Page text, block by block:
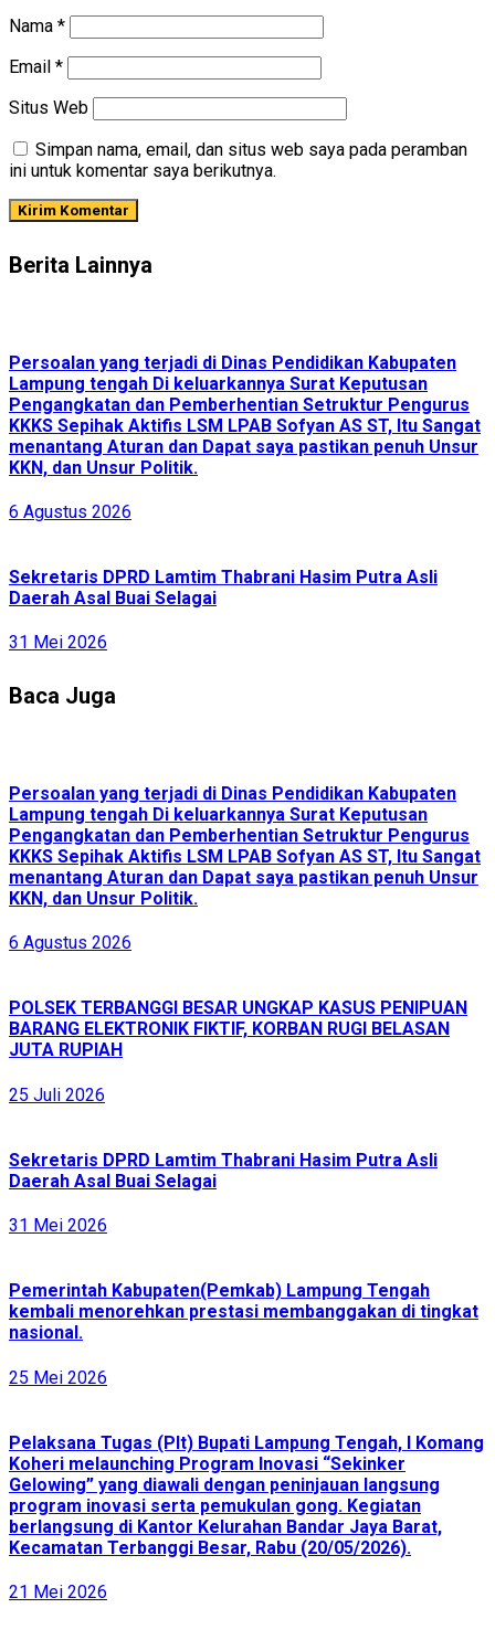
Nama *
Email *
Situs Web
Simpan nama, email, dan situs web saya pada peramban
ini untuk komentar saya berikutnya.
Berita Lainnya
Persoalan yang terjadi di Dinas Pendidikan Kabupaten
Lampung tengah Di keluarkannya Surat Keputusan
Pengangkatan dan Pemberhentian Setruktur Pengurus
KKKS Sepihak Aktifis LSM LPAB Sofyan AS ST, Itu Sangat
menantang Aturan dan Dapat saya pastikan penuh Unsur
KKN, dan Unsur Politik.
6 Agustus 2026
Sekretaris DPRD Lamtim Thabrani Hasim Putra Asli
Daerah Asal Buai Selagai
31 Mei 2026
Baca Juga
Persoalan yang terjadi di Dinas Pendidikan Kabupaten
Lampung tengah Di keluarkannya Surat Keputusan
Pengangkatan dan Pemberhentian Setruktur Pengurus
KKKS Sepihak Aktifis LSM LPAB Sofyan AS ST, Itu Sangat
menantang Aturan dan Dapat saya pastikan penuh Unsur
KKN, dan Unsur Politik.
6 Agustus 2026
POLSEK TERBANGGI BESAR UNGKAP KASUS PENIPUAN
BARANG ELEKTRONIK FIKTIF, KORBAN RUGI BELASAN
JUTA RUPIAH
25 Juli 2026
Sekretaris DPRD Lamtim Thabrani Hasim Putra Asli
Daerah Asal Buai Selagai
31 Mei 2026
Pemerintah Kabupaten(Pemkab) Lampung Tengah
kembali menorehkan prestasi membanggakan di tingkat
nasional.
25 Mei 2026
Pelaksana Tugas (Plt) Bupati Lampung Tengah, I Komang
Koheri melaunching Program Inovasi “Sekinker
Gelowing” yang diawali dengan peninjauan langsung
program inovasi serta pemukulan gong. Kegiatan
berlangsung di Kantor Kelurahan Bandar Jaya Barat,
Kecamatan Terbanggi Besar, Rabu (20/05/2026).
21 Mei 2026